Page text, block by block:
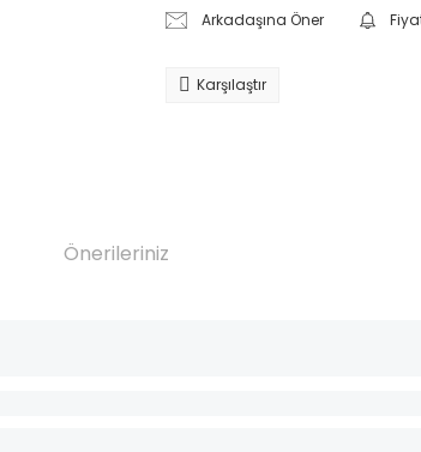
Arkadaşına Öner
Karşılaştır
Önerileriniz